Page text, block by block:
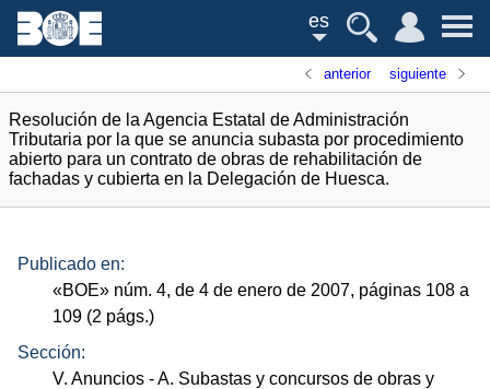
es
anterior siguiente
Resolución de la Agencia Estatal de Administración
Tributaria por la que se anuncia subasta por procedimiento
abierto para un contrato de obras de rehabilitación de
fachadas y cubierta en la Delegación de Huesca.
Publicado en:
«BOE» núm. 4, de 4 de enero de 2007, páginas 108 a
109 (2 págs.)
Sección:
V. Anuncios - A. Subastas y concursos de obras y